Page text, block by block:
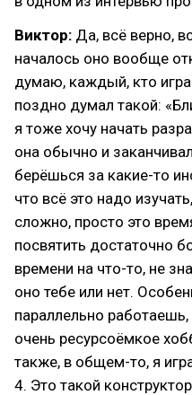
Виктор: Да, всё верно,
началось оно вообще
думаю, каждый, кто
поздно думал такой:
я тоже хочу начать
она обычно и
берёшься за какие-то
что всё это надо
сложно, просто это
посвятить достаточно
времени на что-то, не
оно тебе или нет.
параллельно
очень ресурсоёмкое
также, в общем-то, я
4. Это такой